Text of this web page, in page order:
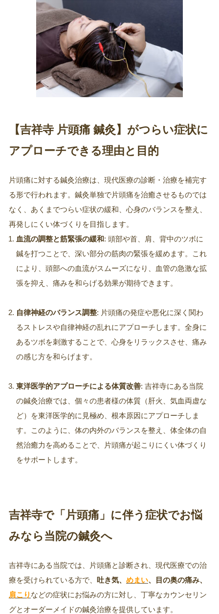
【吉祥寺 片頭痛 鍼灸】がつらい症状に
アプローチできる理由と目的
片頭痛に対する鍼灸治療は、現代医療の診断・治療を補完す
る形で行われます。鍼灸単独で片頭痛を治癒させるものでは
なく、あくまでつらい症状の緩和、心身のバランスを整え、
再発しにくい体づくりを目指します。
血流の調整と筋緊張の緩和: 頭部や首、肩、背中のツボに
鍼を打つことで、深い部分の筋肉の緊張を緩めます。これ
により、頭部への血流がスムーズになり、血管の急激な拡
張を抑え、痛みを和らげる効果が期待できます。
自律神経のバランス調整: 片頭痛の発症や悪化に深く関わ
るストレスや自律神経の乱れにアプローチします。全身に
あるツボを刺激することで、心身をリラックスさせ、痛み
の感じ方を和らげます。
東洋医学的アプローチによる体質改善: 吉祥寺にある当院
の鍼灸治療では、個々の患者様の体質（肝火、気血両虚な
ど）を東洋医学的に見極め、根本原因にアプローチしま
す。このように、体の内外のバランスを整え、体全体の自
然治癒力を高めることで、片頭痛が起こりにくい体づくり
をサポートします。
吉祥寺で「片頭痛」に伴う症状でお悩
みなら当院の鍼灸へ
吉祥寺にある当院では、片頭痛と診断され、現代医療での治
療を受けられている方で、 吐き気、 めまい、目の奥の痛み、
肩こり などの症状にお悩みの方に対し、丁寧なカウンセリン
グとオーダーメイドの鍼灸治療を提供しています。